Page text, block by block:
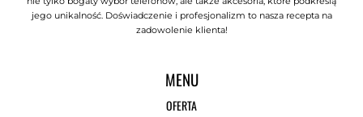
jego unikalność. Doświadczenie i profesjonalizm to nasza recepta na
zadowolenie klienta!
MENU
OFERTA